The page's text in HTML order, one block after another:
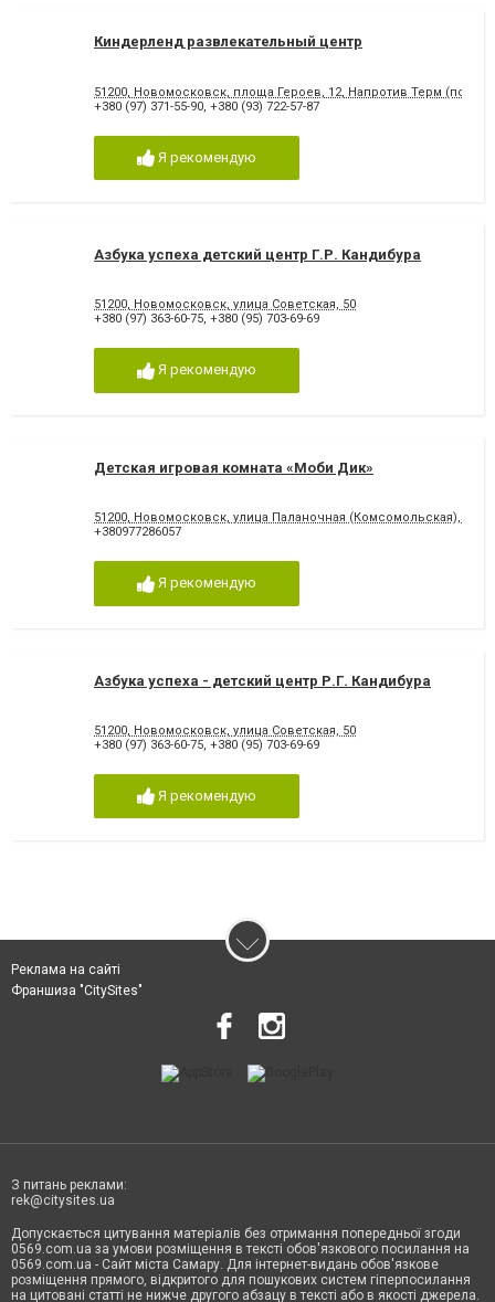
Киндерленд развлекательный центр
51200, Новомосковск, площа Героев, 12, Напротив Терм
+380 (97) 371-55-90 +380 (93) 722-57-87
Я рекомендую
Азбука успеха детский центр Г.Р. Кандибура
51200, Новомосковск, улица Советская, 50
+380 (97) 363-60-75, +380 (95) 703-69-69
Я рекомендую
Детская игровая комната «Моби Дик»
51200, Новомосковск, улица Паланочная (Комсомольская), 41,
+380977286057
Я рекомендую
Азбука успеха - детский центр Р.Г. Кандибура
51200, Новомосковск, улица Советская, 50
+380 (97) 363-60-75, +380 (95) 703-69-69
Я рекомендую
Реклама на сайті
Франшиза "CitySites"
З питань реклами:
rek@citysites.ua
Допускається цитування матеріалів без отримання попередньої згоди
0569.com.ua за умови розміщення в тексті обов'язкового посилання на
0569.com.ua - Сайт міста Самару. Для інтернет-видань обов'язкове
розміщення прямого, відкритого для пошукових систем гіперпосилання
на цитовані статті не нижче другого абзацу в тексті або в якості джерела.